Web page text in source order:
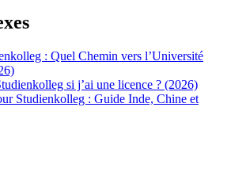
: Quel Chemin vers l’Université
si j’ai une licence ? (2026)
Studienkolleg : Guide Inde, Chine et